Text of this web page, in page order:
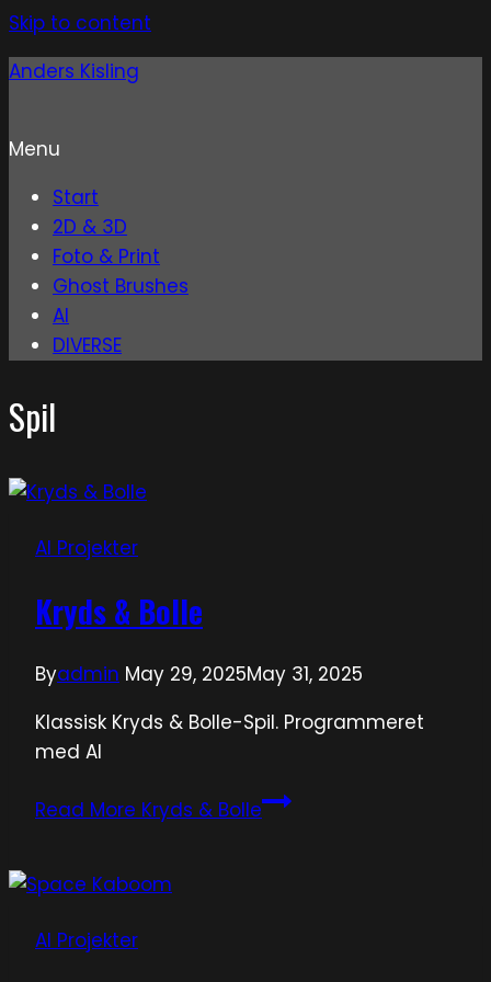
Skip to content
Anders Kisling
Menu
Start
2D & 3D
Foto & Print
Ghost Brushes
AI
DIVERSE
Spil
AI Projekter
Kryds & Bolle
Byadmin May 29, 2025May 31, 2025
Klassisk Kryds & Bolle-Spil. Programmeret
med AI
Read More Kryds & Bolle
AI Projekter